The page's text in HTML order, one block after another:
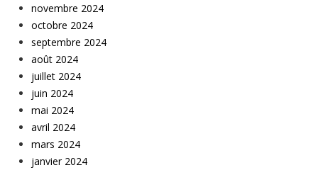
novembre 2024
octobre 2024
septembre 2024
août 2024
juillet 2024
juin 2024
mai 2024
avril 2024
mars 2024
janvier 2024